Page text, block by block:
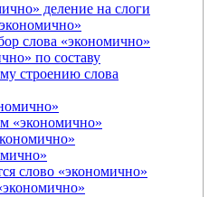
деление на слоги
слова «экономично»
по составу
строению слова
«экономично»
слово «экономично»